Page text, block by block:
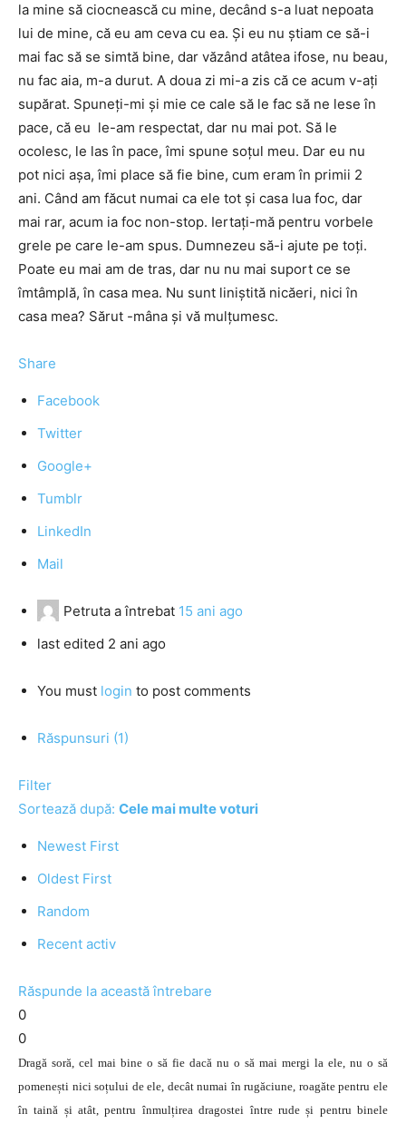
la mine să ciocnească cu mine, decând s-a luat nepoata
lui de mine, că eu am ceva cu ea. Şi eu nu ştiam ce să-i
mai fac să se simtă bine, dar văzând atâtea ifose, nu beau,
nu fac aia, m-a durut. A doua zi mi-a zis că ce acum v-aţi
supărat. Spuneţi-mi şi mie ce cale să le fac să ne lese în
pace, că eu le-am respectat, dar nu mai pot. Să le
ocolesc, le las în pace, îmi spune soţul meu. Dar eu nu
pot nici aşa, îmi place să fie bine, cum eram în primii 2
ani. Când am făcut numai ca ele tot şi casa lua foc, dar
mai rar, acum ia foc non-stop. Iertaţi-mă pentru vorbele
grele pe care le-am spus. Dumnezeu să-i ajute pe toţi.
Poate eu mai am de tras, dar nu nu mai suport ce se
îmtâmplă, în casa mea. Nu sunt liniştită nicăeri, nici în
casa mea? Sărut -mâna şi vă mulţumesc.
Share
Facebook
Twitter
Google+
Tumblr
LinkedIn
Mail
Petruta a întrebat 15 ani ago
last edited 2 ani ago
You must login to post comments
Răspunsuri (1)
Filter
Sortează după: Cele mai multe voturi
Newest First
Oldest First
Random
Recent activ
Răspunde la această întrebare
0
0
Dragă soră, cel mai bine o să fie dacă nu o să mai mergi la ele, nu o să
pomenești nici soțului de ele, decât numai în rugăciune, roagăte pentru ele
în taină și atât, pentru înmulțirea dragostei între rude și pentru binele